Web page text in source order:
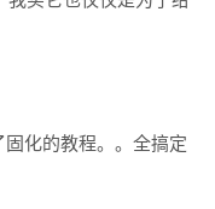
化的教程。。全搞定